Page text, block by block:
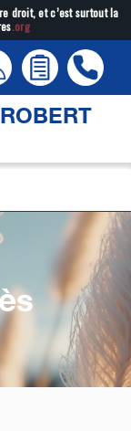
droit, et c’est surtout la
.org